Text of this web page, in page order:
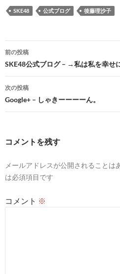
SKE48 公式ブログ 後藤理沙子
投
稿
ナ
ビ
ゲ
ョ
前の投稿
SKE48公式ブログ – →私は私を幸せ
次の投稿
Google+ – しゃきーーーーん。
コメントを残す
メールアドレスが公開されることは
は必須項目です
コメント ※